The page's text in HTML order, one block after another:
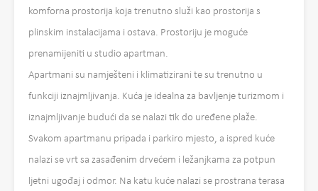
komforna prostorija koja trenutno služi kao prostorija s
plinskim instalacijama i ostava. Prostoriju je moguće
prenamijeniti u studio apartman.
Apartmani su namješteni i klimatizirani te su trenutno u
funkciji iznajmljivanja. Kuća je idealna za bavljenje turizmom i
iznajmljivanje budući da se nalazi tik do uređene plaže.
Svakom apartmanu pripada i parkiro mjesto, a ispred kuće
nalazi se vrt sa zasađenim drvećem i ležanjkama za potpun
ljetni ugođaj i odmor. Na katu kuće nalazi se prostrana terasa